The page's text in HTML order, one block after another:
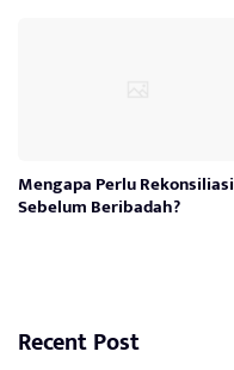
Mengapa Perlu Rekonsiliasi
Sebelum Beribadah?
Recent Post